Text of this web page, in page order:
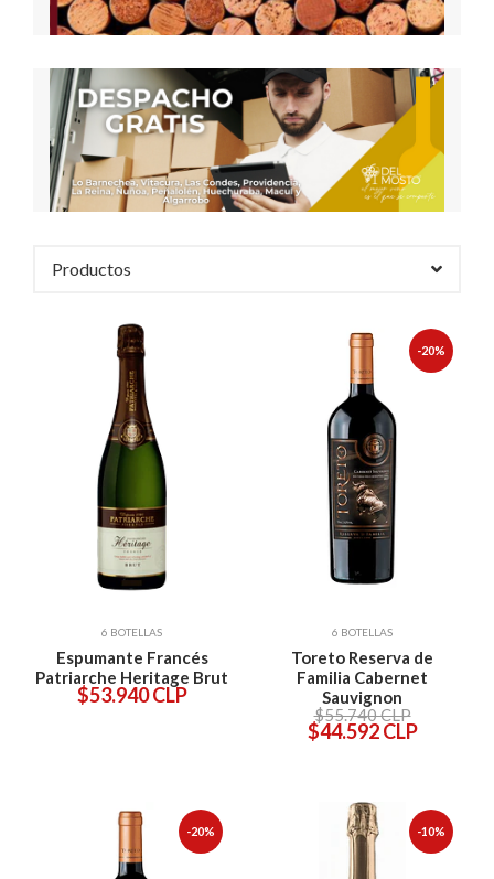
Productos
6 BOTELLAS
Espumante Francés
Patriarche Heritage Brut
$53.940 CLP
-20%
6 BOTELLAS
Toreto Reserva de
Familia Cabernet
Sauvignon
$55.740 CLP
$44.592 CLP
-20% -10%